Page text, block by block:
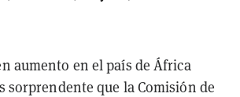
aumento en el país de África
sorprendente que la Comisión de